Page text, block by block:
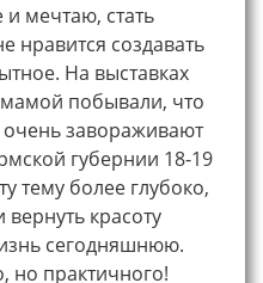
мечтаю, стать
нравится создавать
На выставках
побывали, что
завораживают
губернии 18-19
тему более глубоко,
красоту
сегодняшнюю.
но практичного!